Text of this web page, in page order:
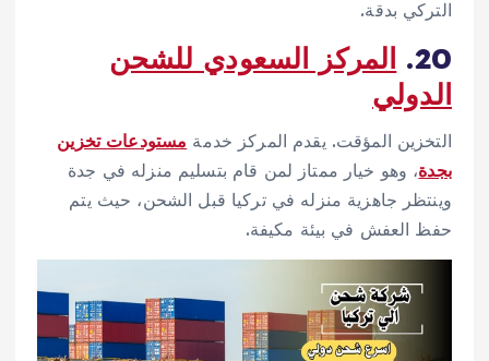
التركي بدقة.
20. المركز السعودي للشحن
الدولي
التخزين المؤقت. يقدم المركز خدمة مستودعات تخزين
بجدة، وهو خيار ممتاز لمن قام بتسليم منزله في جدة
وينتظر جاهزية منزله في تركيا قبل الشحن، حيث يتم
حفظ العفش في بيئة مكيفة.